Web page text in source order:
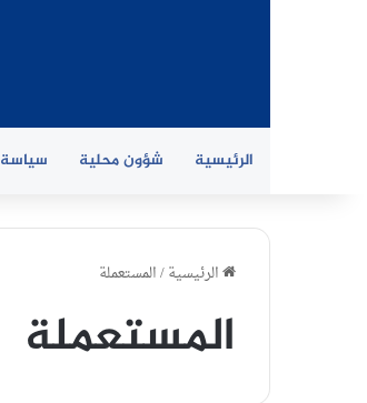
الرئيسية شؤون محلية سياسة
الرئيسية/المستعملة
المستعملة